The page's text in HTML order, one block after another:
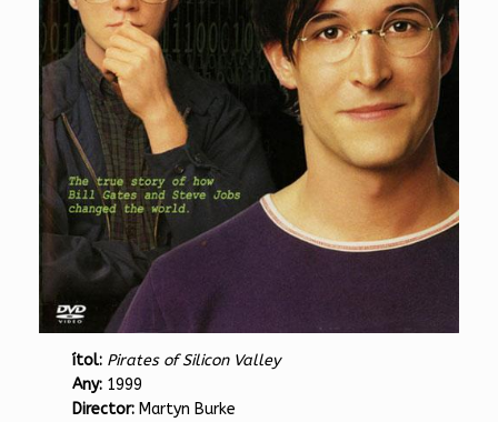
ítol: Pirates of Silicon Valley
Any: 1999
Director: Martyn Burke